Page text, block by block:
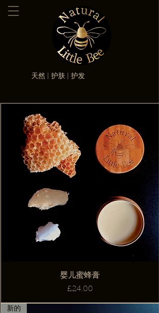
天然 | 护肤 | 护发
婴儿蜜蜂膏
價格
£24.00
新的